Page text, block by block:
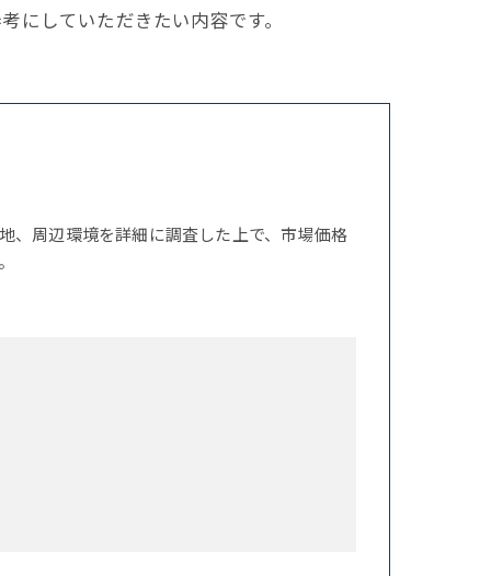
していただきたい内容です。
、周辺環境を詳細に調査した上で、市場価格